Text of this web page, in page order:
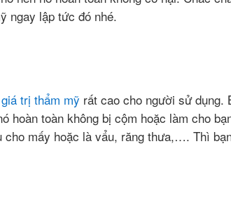
ngay lập tức đó nhé.
giá trị thẩm mỹ rất cao cho người sử dụng.
hoàn toàn không bị cộm hoặc làm cho
mấy hoặc là vẩu, răng thưa,…. Thì